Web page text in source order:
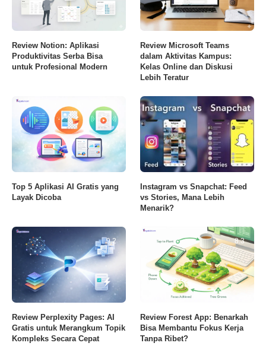
Review Notion: Aplikasi
Produktivitas Serba Bisa
untuk Profesional Modern
Review Microsoft Teams
dalam Aktivitas Kampus:
Kelas Online dan Diskusi
Lebih Teratur
Top 5 Aplikasi AI Gratis yang
Layak Dicoba
Instagram vs Snapchat: Feed
vs Stories, Mana Lebih
Menarik?
9.2
Review Perplexity Pages: AI
Gratis untuk Merangkum Topik
Kompleks Secara Cepat
8.3
Review Forest App: Benarkah
Bisa Membantu Fokus Kerja
Tanpa Ribet?